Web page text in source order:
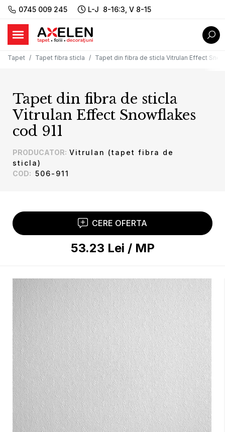
0745 009 245 L-J 8-16:3, V 8-15
Tapet Tapet fibra sticla Tapet din fibra de sticla Vitrulan Effect
CERE OFERTA
53.23 Lei / MP
Tapet din fibra de sticla
Vitrulan Effect Snowflakes
cod 911
PRODUCATOR: Vitrulan (tapet fibra de
sticla)
COD: 506-911